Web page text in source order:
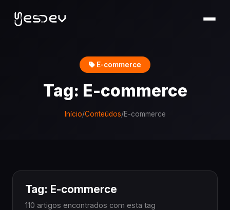
E-commerce
Tag: E-commerce
Início/Conteúdos/E-commerce
Tag: E-commerce
110 artigos encontrados com esta tag